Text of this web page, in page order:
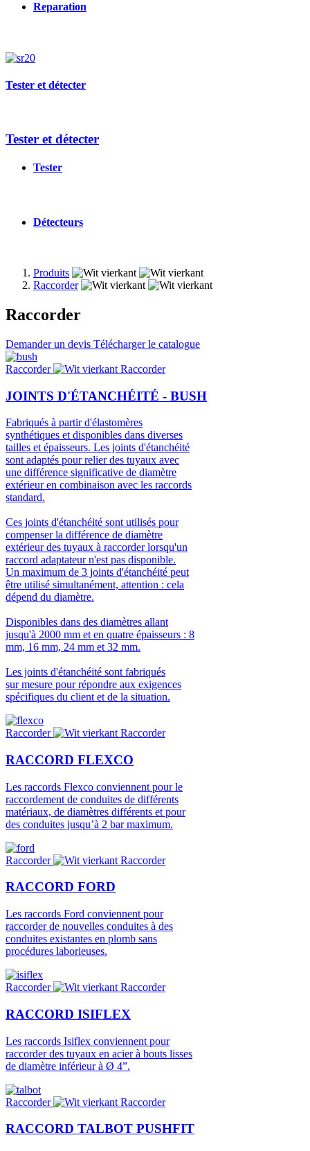
Reparation
Image
Tester et détecter
Tester et détecter
Tester
Détecteurs
Fil
d'Ariane
Produits
Raccorder
Raccorder
Demander un devis Télécharger le catalogue
Image
Raccorder
Raccorder
JOINTS D'ÉTANCHÉITÉ - BUSH
Fabriqués à partir d'élastomères
synthétiques et disponibles dans diverses
tailles et épaisseurs. Les joints d'étanchéité
sont adaptés pour relier des tuyaux avec
une différence significative de diamètre
extérieur en combinaison avec les raccords
standard.
Ces joints d'étanchéité sont utilisés pour
compenser la différence de diamètre
extérieur des tuyaux à raccorder lorsqu'un
raccord adaptateur n'est pas disponible.
Un maximum de 3 joints d'étanchéité peut
être utilisé simultanément, attention : cela
dépend du diamètre.
Disponibles dans des diamètres allant
jusqu'à 2000 mm et en quatre épaisseurs : 8
mm, 16 mm, 24 mm et 32 mm.
Les joints d'étanchéité sont fabriqués
sur mesure pour répondre aux exigences
spécifiques du client et de la situation.
Image
Raccorder
Raccorder
RACCORD FLEXCO
Les raccords Flexco conviennent pour le
raccordement de conduites de différents
matériaux, de diamètres différents et pour
des conduites jusqu’à 2 bar maximum.
Image
Raccorder
Raccorder
RACCORD FORD
Les raccords Ford conviennent pour
raccorder de nouvelles conduites à des
conduites existantes en plomb sans
procédures laborieuses.
Image
Raccorder
Raccorder
RACCORD ISIFLEX
Les raccords Isiflex conviennent pour
raccorder des tuyaux en acier à bouts lisses
de diamètre inférieur à Ø 4”.
Image
Raccorder
Raccorder
RACCORD TALBOT PUSHFIT